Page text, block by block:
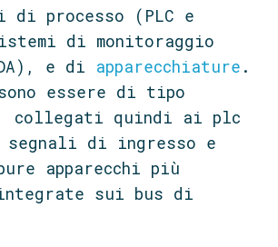
processo (PLC e
di monitoraggio
e di apparecchiature .
essere di tipo
collegati quindi ai plc
segnali di ingresso e
apparecchi più
sui bus di